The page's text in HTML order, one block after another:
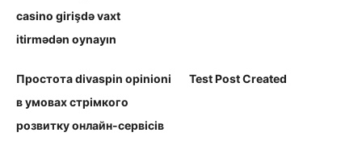
casino girişdə vaxt
itirmədən oynayın
Простота divaspin opinioni
в умовах стрімкого
розвитку онлайн-сервісів
Test Post Created